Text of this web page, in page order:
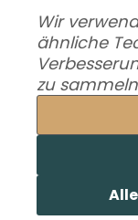
Wir
ähnliche
zu